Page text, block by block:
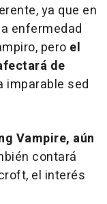
ya que en
enfermedad
pero el
de
imparable sed
Vampire, aún
contará
el interés